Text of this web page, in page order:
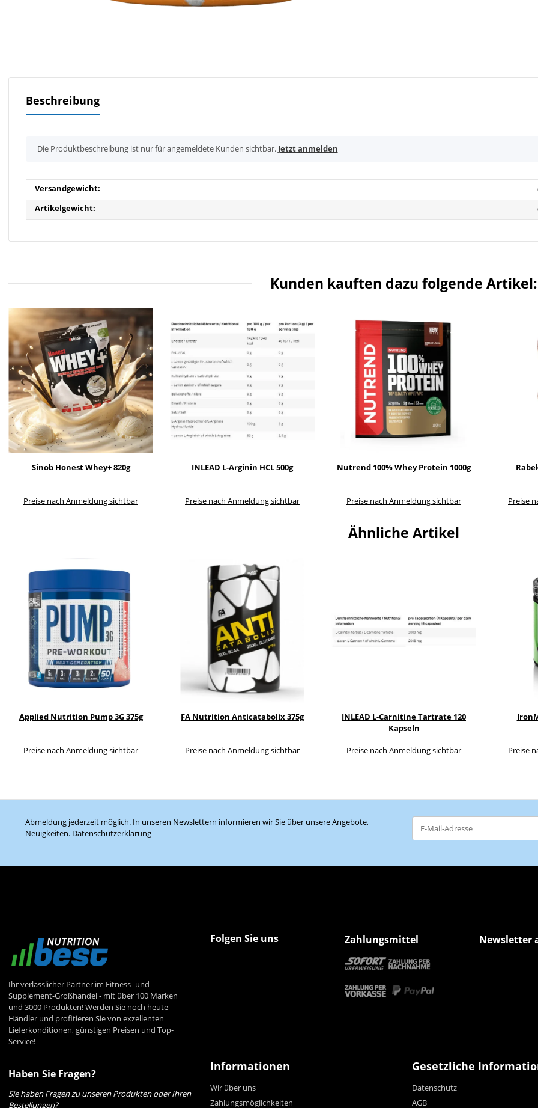
Beschreibung
x
Die Produktbeschreibung ist nur für angemeldete Kunden sichtbar. Jetzt anmelden
Produkteigenschaft
Wert
Versandgewicht:
Artikelgewicht:
Kunden kauften dazu folgende Artikel:
Sinob Honest Whey+ 820g
Preise nach Anmeldung sichtbar
INLEAD L-Arginin HCL 500g
Preise nach Anmeldung sichtbar
Nutrend 100% Whey Protein 1000g
Preise nach Anmeldung sichtbar Preise
Ähnliche Artikel
Applied Nutrition Pump 3G 375g
Preise nach Anmeldung sichtbar
FA Nutrition Anticatabolix 375g
Preise nach Anmeldung sichtbar
INLEAD L-Carnitine Tartrate 120
Kapseln
Preise nach Anmeldung sichtbar Preise
Abmeldung jederzeit möglich. In unseren Newslettern informieren wir Sie über unsere Angebote,
Neuigkeiten. Datenschutzerklärung
Ihr verlässlicher Partner im Fitness- und
Supplement-Großhandel - mit über 100 Marken
und 3000 Produkten! Werden Sie noch heute
Händler und profitieren Sie von exzellenten
Lieferkonditionen, günstigen Preisen und Top-
Service!
Folgen Sie uns Zahlungsmittel Newsletter
Haben Sie Fragen?
Sie haben Fragen zu unseren Produkten oder Ihren
Bestellungen?
Informationen
Wir über uns
Zahlungsmöglichkeiten
Gesetzliche
Datenschutz
AGB